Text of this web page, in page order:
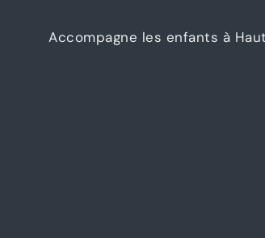
Accompagne les enfants à